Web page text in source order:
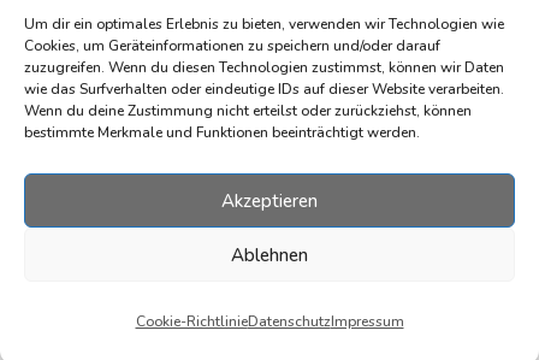
Um dir ein optimales Erlebnis zu bieten, verwenden wir Technologien wie
Cookies, um Geräteinformationen zu speichern und/oder darauf
zuzugreifen. Wenn du diesen Technologien zustimmst, können wir Daten
wie das Surfverhalten oder eindeutige IDs auf dieser Website verarbeiten.
Wenn du deine Zustimmung nicht erteilst oder zurückziehst, können
bestimmte Merkmale und Funktionen beeinträchtigt werden.
Akzeptieren
Ablehnen
Cookie-RichtlinieDatenschutzImpressum
© Copyright 2020-2026 EasyOriginal Verlag e.U.
Webdesign & Webentwicklung – Multimediana
Withdrawal of Contract